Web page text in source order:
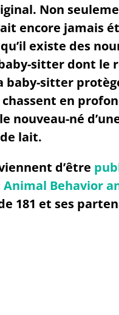
Non
encore jamais
existe des
sitter dont le
baby-sitter
en
nouveau-né
de lait.
d’être
Behavior
181 et ses